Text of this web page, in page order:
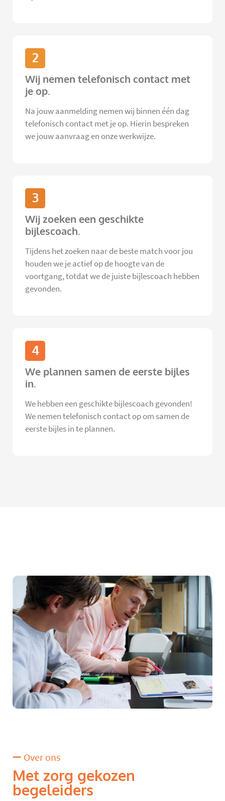
2
Wij nemen telefonisch contact met
je op.
Na jouw aanmelding nemen wij binnen één dag
telefonisch contact met je op. Hierin bespreken
we jouw aanvraag en onze werkwijze.
3
Wij zoeken een geschikte
bijlescoach.
Tijdens het zoeken naar de beste match voor jou
houden we je actief op de hoogte van de
voortgang, totdat we de juiste bijlescoach hebben
gevonden.
4
We plannen samen de eerste bijles
in.
We hebben een geschikte bijlescoach gevonden!
We nemen telefonisch contact op om samen de
eerste bijles in te plannen.
Over ons
Met zorg gekozen
begeleiders